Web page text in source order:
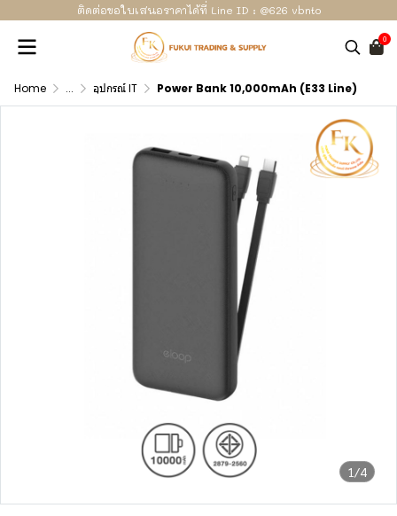
ติดต่อขอใบเสนอราคาได้ที่ Line ID : @626 vbnto
0
Home ... อุปกรณ์ IT Power Bank 10,000mAh (E33 Line)
1/4